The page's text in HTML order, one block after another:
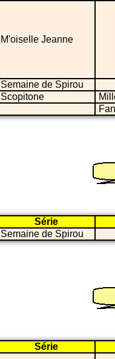
M'oiselle Jeanne
Semaine de Spirou
Scopitone
Série
Semaine de Spirou
Série